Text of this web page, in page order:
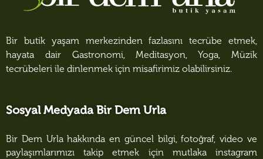
Bir butik yaşam merkezinden fazlasını tecrübe etmek,
hayata dair Gastronomi, Meditasyon, Yoga, Müzik
tecrübeleri ile dinlenmek için misafirimiz olabilirsiniz.
Sosyal Medyada Bir Dem Urla
Bir Dem Urla hakkında en güncel bilgi, fotoğraf, video ve
paylaşımlarımızı takip etmek için mutlaka instagram